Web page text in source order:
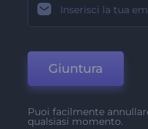
Giuntura
Puoi facilmente
qualsiasi momento.